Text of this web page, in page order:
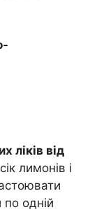
ліків від
лимонів і
одній